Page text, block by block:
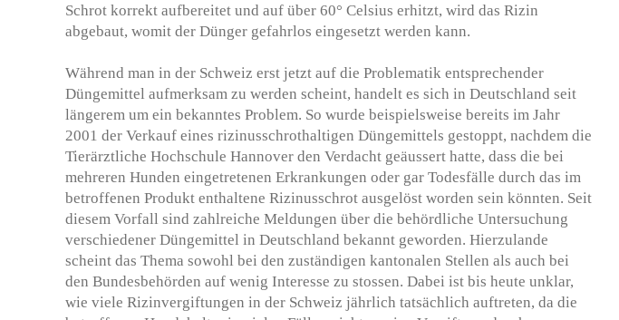
Schrot korrekt aufbereitet und auf über 60° Celsius erhitzt, wird das Rizin
abgebaut, womit der Dünger gefahrlos eingesetzt werden kann.
Während man in der Schweiz erst jetzt auf die Problematik entsprechender
Düngemittel aufmerksam zu werden scheint, handelt es sich in Deutschland seit
längerem um ein bekanntes Problem. So wurde beispielsweise bereits im Jahr
2001 der Verkauf eines rizinusschrothaltigen Düngemittels gestoppt, nachdem die
Tierärztliche Hochschule Hannover den Verdacht geäussert hatte, dass die bei
mehreren Hunden eingetretenen Erkrankungen oder gar Todesfälle durch das im
betroffenen Produkt enthaltene Rizinusschrot ausgelöst worden sein könnten. Seit
diesem Vorfall sind zahlreiche Meldungen über die behördliche Untersuchung
verschiedener Düngemittel in Deutschland bekannt geworden. Hierzulande
scheint das Thema sowohl bei den zuständigen kantonalen Stellen als auch bei
den Bundesbehörden auf wenig Interesse zu stossen. Dabei ist bis heute unklar,
wie viele Rizinvergiftungen in der Schweiz jährlich tatsächlich auftreten, da die